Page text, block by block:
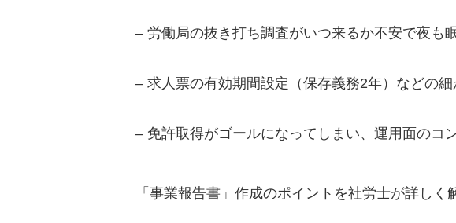
– 労働局の抜き打ち調査がいつ来るか不安で夜も
– 求人票の有効期間設定（保存義務2年）などの
– 免許取得がゴールになってしまい、運用面のコ
「事業報告書」作成のポイントを社労士が詳しく